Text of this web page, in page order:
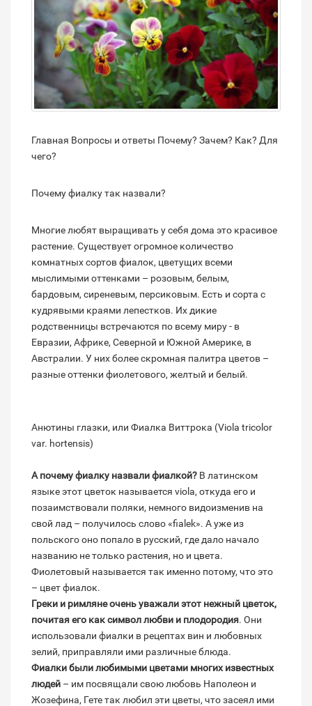
Главная Вопросы и ответы Почему? Зачем? Как? Для
чего?
Почему фиалку так назвали?
Многие любят выращивать у себя дома это красивое
растение. Существует огромное количество
комнатных сортов фиалок, цветущих всеми
мыслимыми оттенками – розовым, белым,
бардовым, сиреневым, персиковым. Есть и сорта с
кудрявыми краями лепестков. Их дикие
родственницы встречаются по всему миру - в
Евразии, Африке, Северной и Южной Америке, в
Австралии. У них более скромная палитра цветов –
разные оттенки фиолетового, желтый и белый.
Анютины глазки, или Фиалка Виттрока (Viola tricolor
var. hortensis)
А почему фиалку назвали фиалкой? В латинском
языке этот цветок называется viola, откуда его и
позаимствовали поляки, немного видоизменив на
свой лад – получилось слово «fialek». А уже из
польского оно попало в русский, где дало начало
названию не только растения, но и цвета.
Фиолетовый называется так именно потому, что это
– цвет фиалок.
Греки и римляне очень уважали этот нежный цветок,
почитая его как символ любви и плодородия. Они
использовали фиалки в рецептах вин и любовных
зелий, приправляли ими различные блюда.
Фиалки были любимыми цветами многих известных
людей – им посвящали свою любовь Наполеон и
Жозефина, Гете так любил эти цветы, что засеял ими